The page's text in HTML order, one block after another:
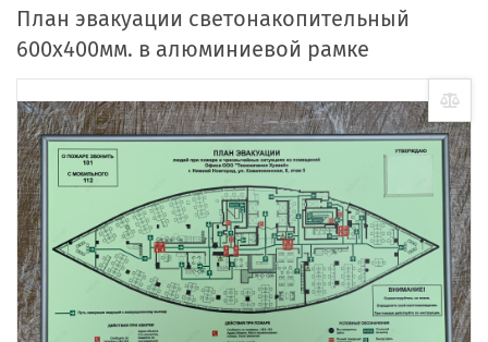
План эвакуации светонакопительный
600х400мм. в алюминиевой рамке